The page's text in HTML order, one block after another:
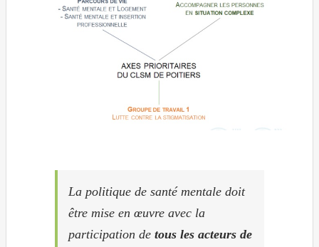
La politique de santé mentale doit
être mise en œuvre avec la
participation de tous les acteurs de